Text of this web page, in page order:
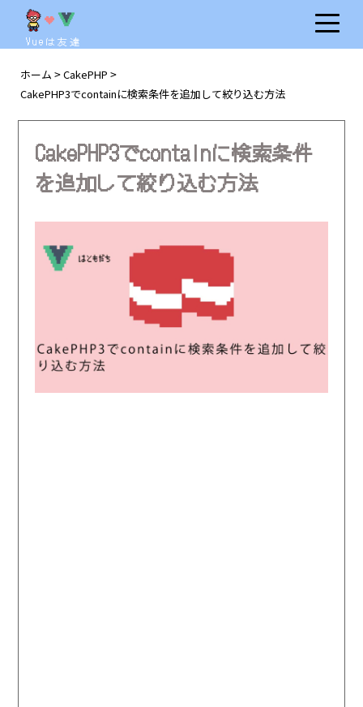
Vueは友達
ホーム > CakePHP >
CakePHP3でcontainに検索条件を追加して絞り込む方法
CakePHP3でcontainに検索条件
を追加して絞り込む方法